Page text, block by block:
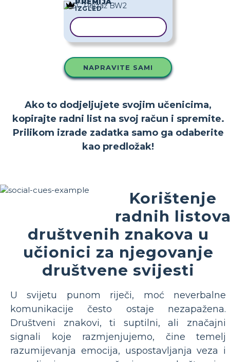
IZGLED
NAPRAVITE SAMI
Ako to dodjeljujete svojim učenicima,
kopirajte radni list na svoj račun i spremite.
Prilikom izrade zadatka samo ga odaberite
kao predložak!
Korištenje
radnih
društvenih znakova u
učionici za njegovanje
društvene svijesti
U svijetu punom riječi, moć neverbalne
komunikacije često ostaje nezapažena.
Društveni znakovi, ti suptilni, ali značajni
signali koje razmjenjujemo, čine temelj
razumijevanja emocija, uspostavljanja veza i